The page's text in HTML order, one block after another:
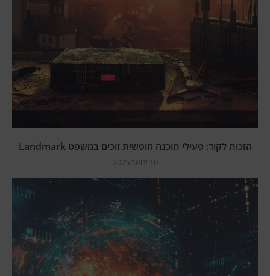
הזכות לקוד: פעילי תוכנה חופשית זוכים במשפט Landmark
10 ינואר 2025